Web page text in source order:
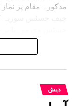
مذکورہ مقام پر نماز
حکم سے ریاستی
جمعہ کی نماز کے
دوپہر ایک بجے سے
سے متصل ایک
دیش